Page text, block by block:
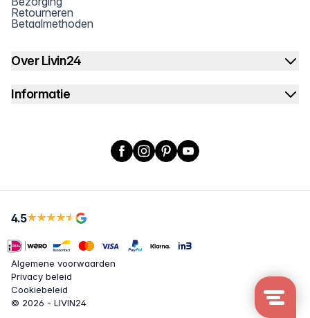
Retourneren
Betaalmethoden
Over Livin24
Informatie
Facebook
Instagram
PinterestYouTube
4.5
Algemene voorwaarden
Privacy beleid
Cookiebeleid
© 2026 - LIVIN24